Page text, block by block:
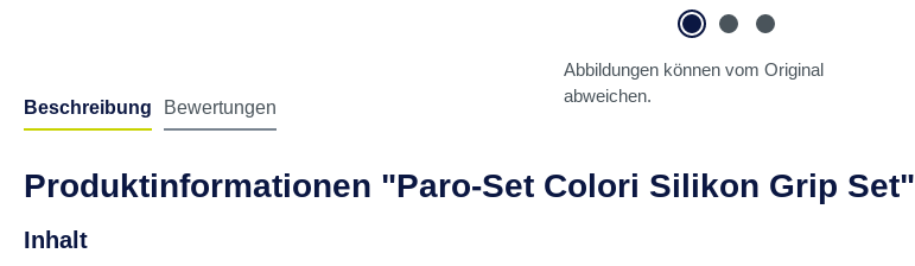
Abbildungen können vom Original
abweichen.
Beschreibung Bewertungen
Produktinformationen "Paro-Set Colori Silikon Grip Set"
Inhalt